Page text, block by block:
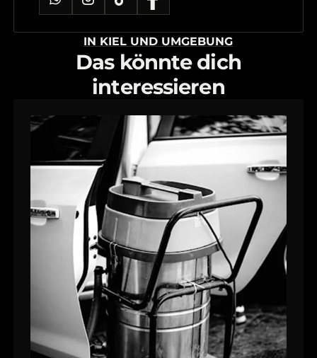
IN KIEL UND UMGEBUNG
Das könnte dich
interessieren